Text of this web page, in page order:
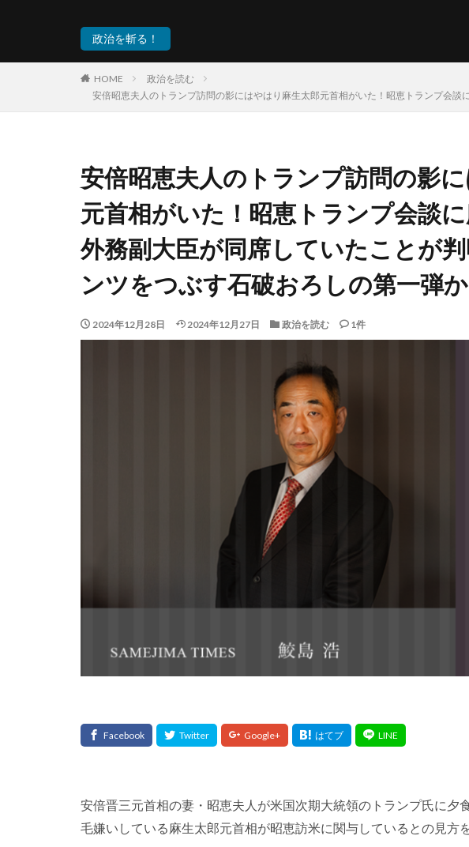
政治を斬る！
HOME
政治を読む
安倍昭恵夫人のトランプ訪問の影にはやはり麻生太郎元首相がいた！昭恵トランプ会
安倍昭恵夫人のトランプ訪問の影
元首相がいた！昭恵トランプ会談
外務副大臣が同席していたことが
ンツをつぶす石破おろしの第一弾か
2024年12月28日 2024年12月27日 政治を読む 1件
安倍晋三元首相の妻・昭恵夫人が米国次期大統領のトランプ氏に夕
毛嫌いしている麻生太郎元首相が昭恵訪米に関与しているとの見方